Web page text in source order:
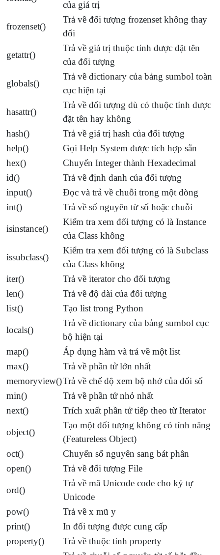
của giá trị
frozenset()
Trả về đối tượng frozenset không thay
đổi
getattr()
Trả về giá trị thuộc tính được đặt tên
của đối tượng
globals()
Trả về dictionary của bảng sumbol toàn
cục hiện tại
hasattr()
Trả về đối tượng dù có thuộc tính được
đặt tên hay không
hash()
Trả về giá trị hash của đối tượng
help()
Gọi Help System được tích hợp sẵn
hex()
Chuyển Integer thành Hexadecimal
id()
Trả về định danh của đối tượng
input()
Đọc và trả về chuỗi trong một dòng
int()
Trả về số nguyên từ số hoặc chuỗi
isinstance()
Kiểm tra xem đối tượng có là Instance
của Class không
issubclass()
Kiểm tra xem đối tượng có là Subclass
của Class không
iter()
Trả về iterator cho đối tượng
len()
Trả về độ dài của đối tượng
list()
Tạo list trong Python
locals()
Trả về dictionary của bảng sumbol cục
bộ hiện tại
map()
Áp dụng hàm và trả về một list
max()
Trả về phần tử lớn nhất
memoryview()Trả về chế độ xem bộ nhớ của đối số
min()
Trả về phần tử nhỏ nhất
next()
Trích xuất phần tử tiếp theo từ Iterator
object()
Tạo một đối tượng không có tính năng
(Featureless Object)
oct()
Chuyển số nguyên sang bát phân
open()
Trả về đối tượng File
ord()
Trả về mã Unicode code cho ký tự
Unicode
pow()
Trả về x mũ y
print()
In đối tượng được cung cấp
property()
Trả về thuộc tính property